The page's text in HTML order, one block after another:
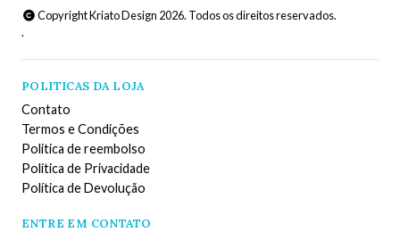
Copyright Kriato Design 2026. Todos os direitos reservados.
.
POLITICAS DA LOJA
Contato
Termos e Condições
Politica de reembolso
Política de Privacidade
Política de Devolução
ENTRE EM CONTATO